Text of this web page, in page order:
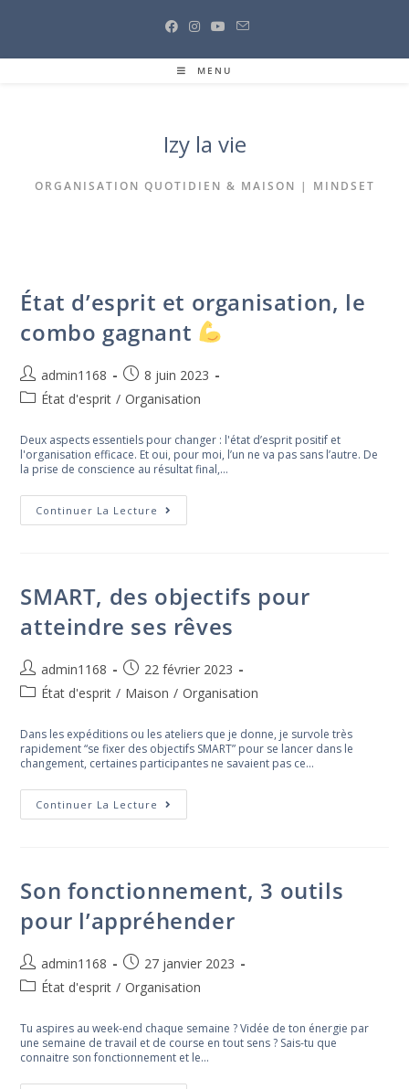
MENU
Izy la vie
ORGANISATION QUOTIDIEN & MAISON | MINDSET
État d’esprit et organisation, le
combo gagnant
Auteur/autrice
de
publication :
admin1168
Post
published:
8 juin 2023
PostÉtat d'esprit / Organisation
Deux aspects essentiels pour changer : l'état d’esprit positif et
l'organisation efficace. Et oui, pour moi, l’un ne va pas sans l’autre. De
la prise de conscience au résultat final,…
Continuer La Lecture État
D’esprit
Gagnant
SMART, des objectifs pour
atteindre ses rêves
Auteur/autrice
de
publication :
admin1168
Post
published:
22 février 2023
PostÉtat d'esprit / Maison / Organisation
Dans les expéditions ou les ateliers que je donne, je survole très
rapidement “se fixer des objectifs SMART” pour se lancer dans le
changement, certaines participantes ne savaient pas ce…
Continuer La Lecture SMART,
Des
Son fonctionnement, 3 outils
pour l’appréhender
Auteur/autrice
de
publication :
admin1168
Post
published:
27 janvier 2023
PostÉtat d'esprit / Organisation
Tu aspires au week-end chaque semaine ? Vidée de ton énergie par
une semaine de travail et de course en tout sens ? Sais-tu que
connaitre son fonctionnement et le…